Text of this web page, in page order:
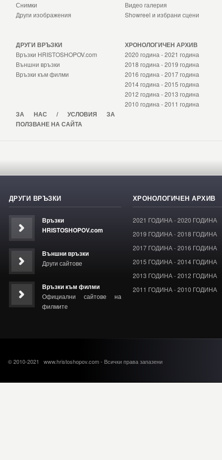
Снимки
Други изображения
Видео галерия
Showreel и избрани сцени
ДРУГИ ВРЪЗКИ
Връзки HRISTOSHOPOV.com
Външни връзки
Връзки към филми
ХРОНОЛОГИЧЕН АРХИВ
2020 година -2021 година
2018 година -2019 година
2016 година -2017 година
2014 година -2015 година
2012 година -2013 година
2010 година -2011 година
ЗА НАС / УСЛОВИЯ ЗА
ПОЛЗВАНЕ НА САЙТА
ДРУГИ ВРЪЗКИ
Връзки
HRISTOSHOPOV.com
Външни връзки
Други сайтове
Връзки към филми
Официални сайтове на
филмите
ХРОНОЛОГИЧЕН АРХИВ
2021 ГОДИНА-2020 ГОДИНА
2019 ГОДИНА-2018 ГОДИНА
2017 ГОДИНА-2016 ГОДИНА
2015 ГОДИНА-2014 ГОДИНА
2013 ГОДИНА-2012 ГОДИНА
2011 ГОДИНА-2010 ГОДИНА
© 2010-2021 www.hristoshopov.com - Всички права запазени